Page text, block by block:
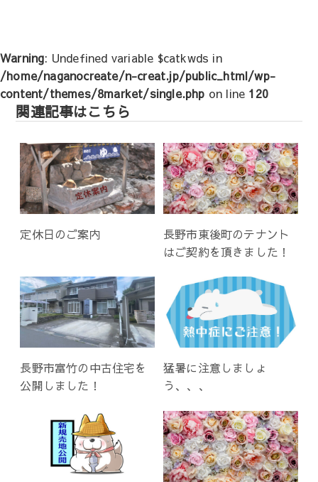
ー
シ
ョ
ン
Warning: Undefined variable $catkwds in
/home/naganocreate/n-creat.jp/public_html/wp-
content/themes/8market/single.php on line 120
関連記事はこちら
定休日のご案内
長野市東後町のテナント
はご契約を頂きました！
長野市富竹の中古住宅を
公開しました！
猛暑に注意しましょ
う、、、